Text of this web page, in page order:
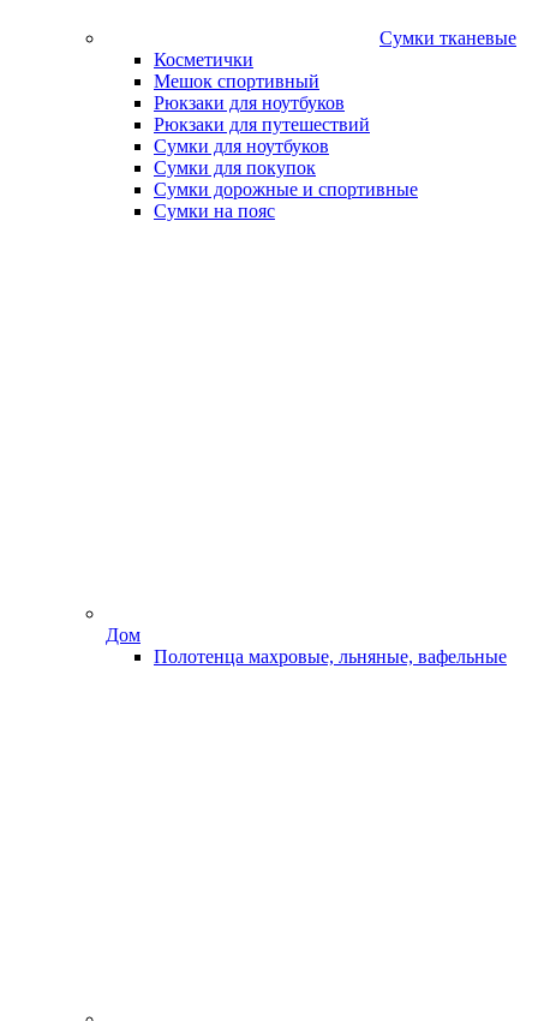
Сумки тканевые
Косметички
Мешок спортивный
Рюкзаки для ноутбуков
Рюкзаки для путешествий
Сумки для ноутбуков
Сумки для покупок
Сумки дорожные и спортивные
Сумки на пояс
Дом
Полотенца махровые, льняные, вафельные